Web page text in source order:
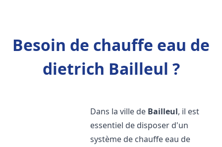
Besoin de chauffe eau de
dietrich Bailleul ?
Dans la ville de Bailleul, il est
essentiel de disposer d'un
système de chauffe eau de